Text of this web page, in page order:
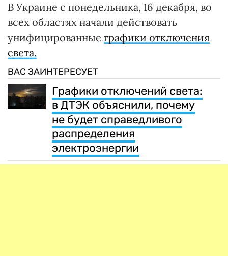
В Украине с понедельника, 16 декабря, во
всех областях начали действовать
унифицированные графики отключения
света.
ВАС ЗАИНТЕРЕСУЕТ
Графики отключений света:
в ДТЭК объяснили, почему
не будет справедливого
распределения
электроэнергии